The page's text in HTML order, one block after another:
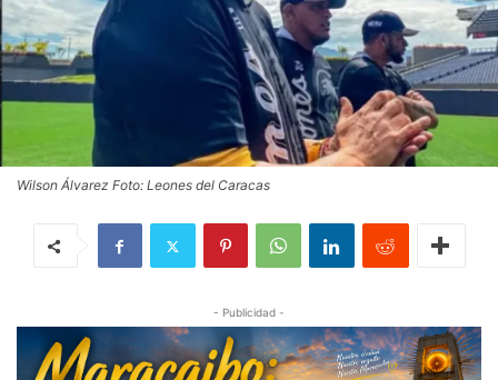
Wilson Álvarez Foto: Leones del Caracas
- Publicidad -